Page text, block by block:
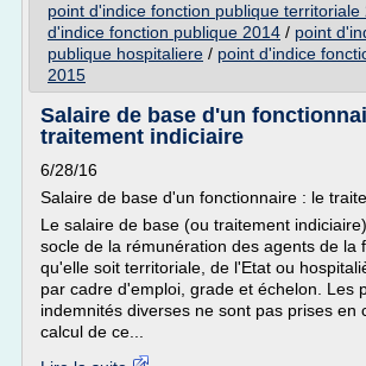
point d'indice fonction publique territoriale
d'indice fonction publique 2014 / point
publique hospitaliere / point d'indice
2015
Salaire de base d'un
traitement indiciaire
6/28/16
Salaire de base d'un fonctionnaire : le
Le salaire de base (ou traitement
socle de la rémunération des agents de la
qu'elle soit territoriale, de l'Etat ou
par cadre d'emploi, grade et échelon. Les
indemnités diverses ne sont pas prises en
calcul de ce...